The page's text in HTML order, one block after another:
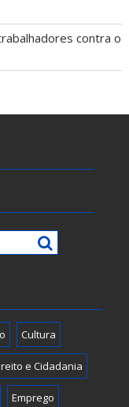
contra o
Cultura
e Cidadania
Emprego